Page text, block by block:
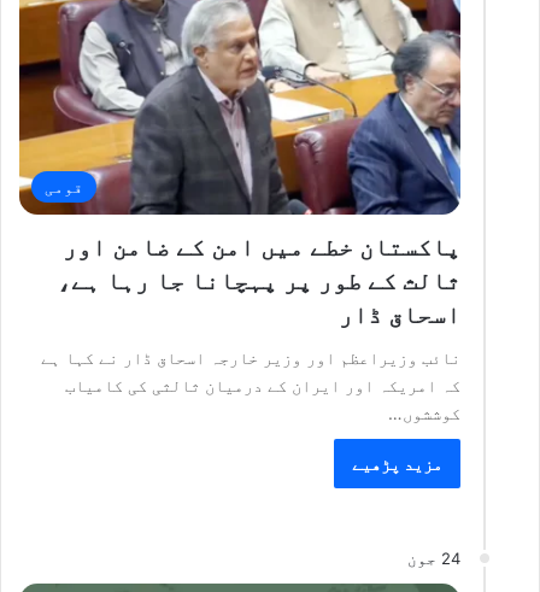
قومی
پاکستان خطے میں امن کے ضامن اور
ثالث کے طور پر پہچانا جا رہا ہے،
اسحاق ڈار
نائب وزیراعظم اور وزیر خارجہ اسحاق ڈار نے کہا ہے
کہ امریکہ اور ایران کے درمیان ثالثی کی کامیاب
کوششوں…
مزید پڑھیے
24 جون